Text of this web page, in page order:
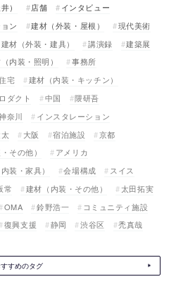
） 店舗
インタビュー
ン 建材（外装・屋根）
現代美術
建材（外装・建具） 講演録
建築展
内装・照明）
事務所
宅
建材（内装・キッチン）
ダクト 中国
隈研吾
奈川
インスタレーション
大阪 宿泊施設
京都
その他）
アメリカ
装・家具） 会場構成
スイス
常 建材（内装・その他）
太田拓実
OMA 鈴野浩一
コミュニティ施設
復興支援 静岡 渋谷区 禿真哉
すめのタグ